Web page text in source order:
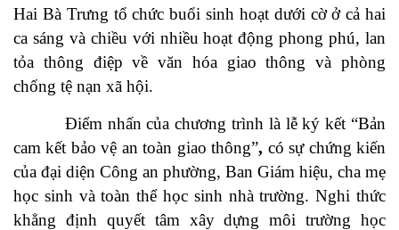
Hai Bà Trưng tổ chức buổi sinh hoạt dưới cờ ở cả hai
ca sáng và chiều với nhiều hoạt động phong phú, lan
tỏa thông điệp về văn hóa giao thông và phòng
chống tệ nạn xã hội.
Điểm nhấn của chương trình là lễ ký kết “Bản
cam kết bảo vệ an toàn giao thông”, có sự chứng kiến
của đại diện Công an phường, Ban Giám hiệu, cha mẹ
học sinh và toàn thể học sinh nhà trường. Nghi thức
khẳng định quyết tâm xây dựng môi trường học